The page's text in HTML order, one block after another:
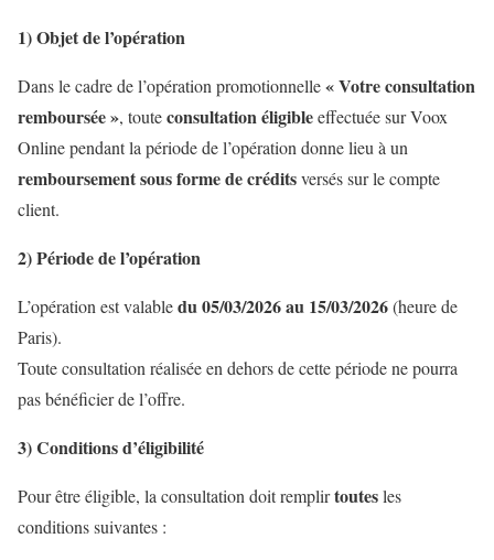
1) Objet de l’opération
Dans le cadre de l’opération promotionnelle« Votre consultation
remboursée », touteconsultation éligibleeffectuée sur Voox
Online pendant la période de l’opération donne lieu à un
remboursement sous forme de créditsversés sur le compte
client.
2) Période de l’opération
L’opération est valabledu 05/03/2026 au 15/03/2026(heure de
Paris).
Toute consultation réalisée en dehors de cette période ne pourra
pas bénéficier de l’offre.
3) Conditions d’éligibilité
Pour être éligible, la consultation doit remplirtoutesles
conditions suivantes :